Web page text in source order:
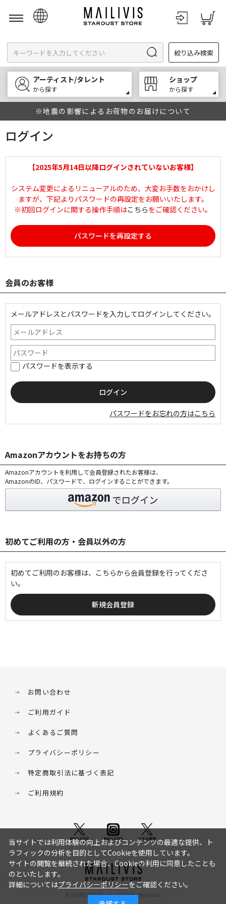
English
한국어
中文
絞り込み検索
アーティスト/タレント
から探す
ショップ
から探す
※地震の影響によるお荷物のお届けについて
ログイン
【2025年5月14日以降ログインされていないお客様】
システム変更によるリニューアルのため、大変お手数をおかけし
ますが、下記よりパスワードの再設定をお願いいたします。
※初回ログインに関する操作手順はこちらをご確認ください。
パスワードを再設定する
会員のお客様
メールアドレスとパスワードを入力してログインしてください。
パスワードを表示する
パスワードをお忘れの方はこちら
Amazonアカウントをお持ちの方
Amazonアカウントを利用して会員登録されたお客様は、
AmazonのID、パスワードで、ログインすることができます。
初めてご利用の方・会員以外の方
初めてご利用のお客様は、こちらから会員登録を行ってくださ
い。
お問い合わせ
ご利用ガイド
よくあるご質問
プライバシーポリシー
特定商取引法に基づく表記
ご利用規約
© STARDUST HD. inc. All Rights Reserved.
当サイトでは利用体験の向上およびコンテンツの最適な提供、ト
ラフィックの分析を目的としてCookieを使用しています。
サイトの閲覧を継続された場合、Cookieの利用に同意したことも
のといたします。
詳細についてはプライバシーポリシーをご確認ください。